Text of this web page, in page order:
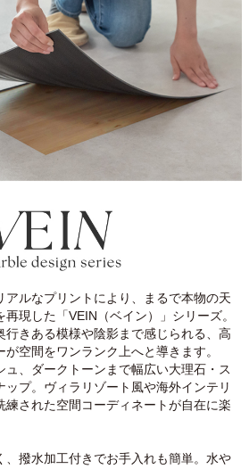
アルなプリントにより、まるで本物の天
現した「VEIN（ベイン）」シリーズ。
行きある模様や陰影まで感じられる、高
空間をワンランク上へと導きます。
ュ、ダークトーンまで幅広い大理石・ス
ップ。ヴィラリゾート風や海外インテリ
練された空間コーディネートが自在に楽
、撥水加工付きでお手入れも簡単。水や